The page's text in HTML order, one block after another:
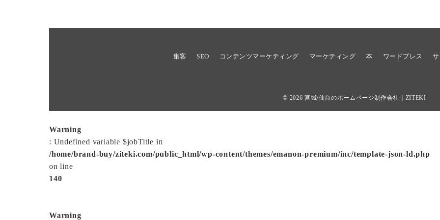
集客 SEO コンテンツマーケティング マーケティング 本 ワードプレス
© 2026 宮城/仙台のホームページ制作会社｜ZITEKI
Warning
: Undefined variable $jobTitle in
/home/brand-buy/ziteki.com/public_html/wp-content/themes/emanon-premium/inc/template-json-ld.php
on line
140
Warning